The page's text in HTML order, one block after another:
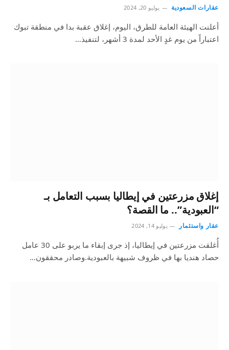
عقارات السعودية يوليو 20, 2024
أعلنت الهيئة العامة للطرق، اليوم، إغلاق عقبة بدا في منطقة تبوك
اعتباراً من يوم غدٍ الأحد لمدة 3 أشهر، لتنفيذ…
إغلاق مزرعتين في إيطاليا بسبب التعامل بـ
“العبودية”.. ما القصة؟
عقار واستثمار يوليو 14, 2024
أُغلقت مزرعتين في إيطاليا، إذ جرى إبقاء ما يربو على 30 عامل
حصاد هنديا بها في ظروف شبيهة بالعبودية.وصادر محققون…